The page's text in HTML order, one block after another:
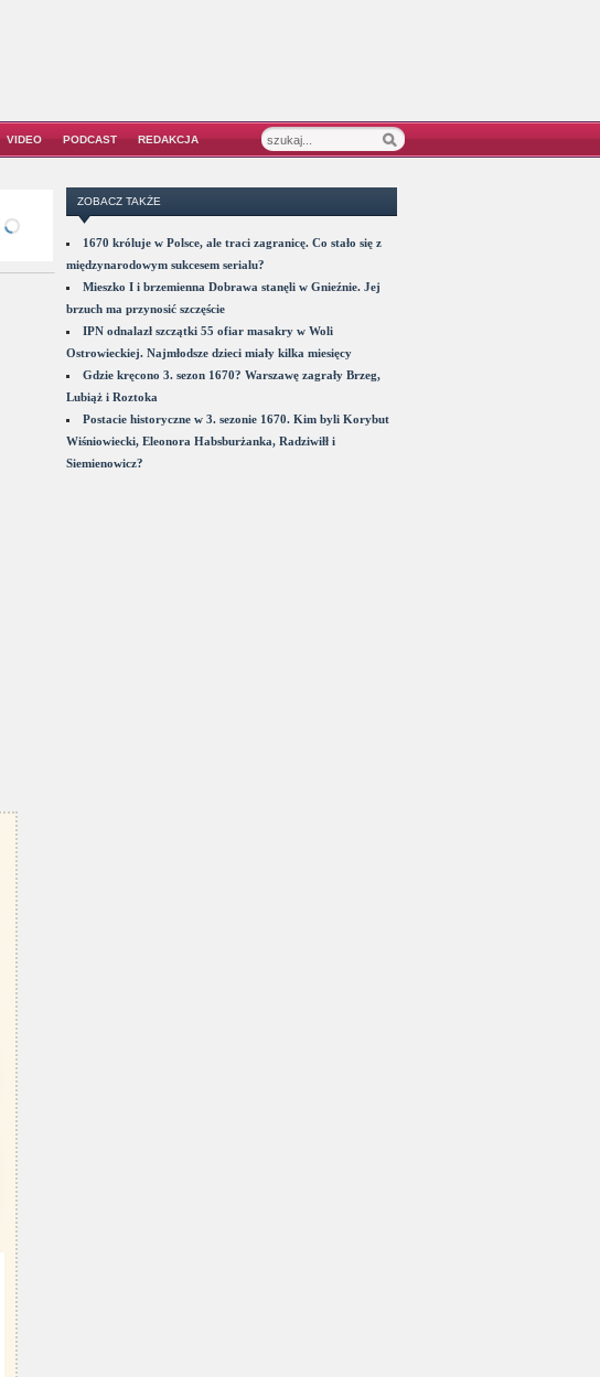
VIDEO PODCAST REDAKCJA
ZOBACZ TAKŻE
1670 króluje w Polsce, ale traci zagranicę. Co stało się z
międzynarodowym sukcesem serialu?
Mieszko I i brzemienna Dobrawa stanęli w Gnieźnie. Jej
brzuch ma przynosić szczęście
IPN odnalazł szczątki 55 ofiar masakry w Woli
Ostrowieckiej. Najmłodsze dzieci miały kilka miesięcy
Gdzie kręcono 3. sezon 1670? Warszawę zagrały Brzeg,
Lubiąż i Roztoka
Postacie historyczne w 3. sezonie 1670. Kim byli Korybut
Wiśniowiecki, Eleonora Habsburżanka, Radziwiłł i
Siemienowicz?